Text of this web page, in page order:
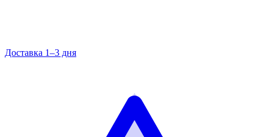
Доставка 1–3 дня